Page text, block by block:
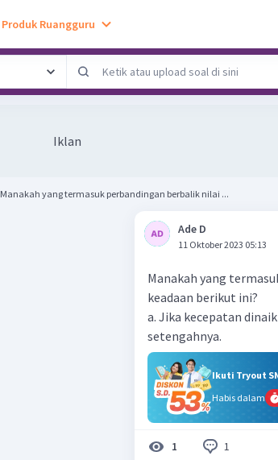
Produk Ruangguru
Iklan
Manakah yang termasuk perbandingan berbalik nilai ...
Ade D
11 Oktober 2023 05:13
Manakah yang
keadaan berikut ini?
a. Jika kecepatan
setengahnya.
Ikuti Tryout
Habis dalam
1 1